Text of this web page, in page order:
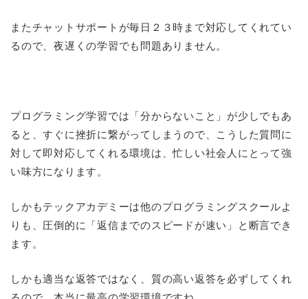
またチャットサポートが毎日２３時まで対応してくれてい
るので、夜遅くの学習でも問題ありません。
プログラミング学習では「分からないこと」が少しでもあ
ると、すぐに挫折に繋がってしまうので、こうした質問に
対して即対応してくれる環境は、忙しい社会人にとって強
い味方になります。
しかもテックアカデミーは他のプログラミングスクールよ
りも、圧倒的に「返信までのスピードが速い」と断言でき
ます。
しかも適当な返答ではなく、質の高い返答を必ずしてくれ